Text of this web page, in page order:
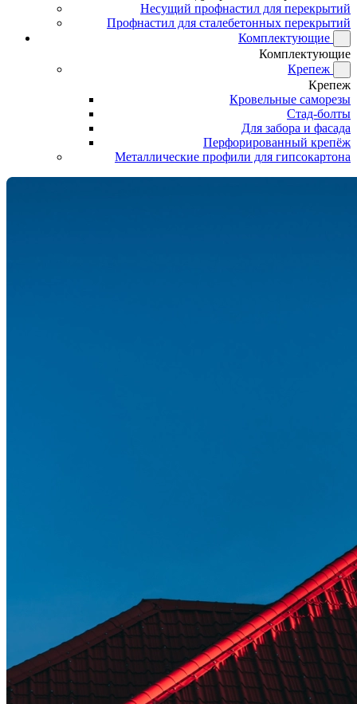
Несущий профнастил для перекрытий
Профнастил для сталебетонных перекрытий
Комплектующие
Комплектующие
Крепеж
Крепеж
Кровельные саморезы
Стад-болты
Для забора и фасада
Перфорированный крепёж
Металлические профили для гипсокартона